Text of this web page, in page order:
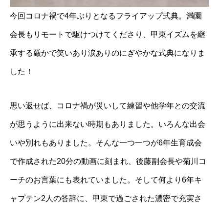
今回コロナ禍で4年ぶりとなるフライアップ式典。満園
会長もリモートで駆けつけてくださり、甲東イズムを継
承する厳かで笑いあり涙ありのにぎやかな式典になりま
した！
思い返せば、コロナ禍が災いして練習や他学年との交流
が思うように出来ない時期もありました。いろんな出会
いや別れもありました。そんな一つ一つが6年生育成会
で作成された20分の動画に刻まれ、後藤副会長や菊川コ
ーチのお言葉にも表れていました。そして何より6年キ
ャプテン2人の答辞に、甲東で過ごされた濃密で充実さ